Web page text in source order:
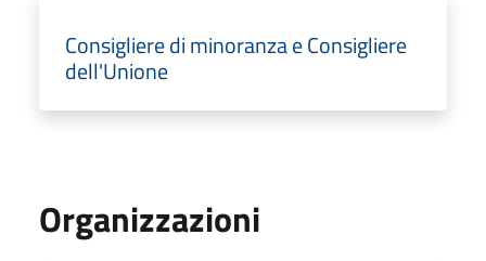
Consigliere di minoranza e Consigliere
dell'Unione
Organizzazioni